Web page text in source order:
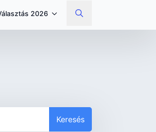
2026
Search
Keresés